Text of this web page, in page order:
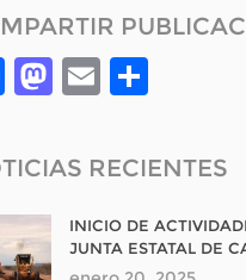
Facebook
Mastodon
Email
RECIENTES
INICIO DE
JUNTA ESTATAL DE